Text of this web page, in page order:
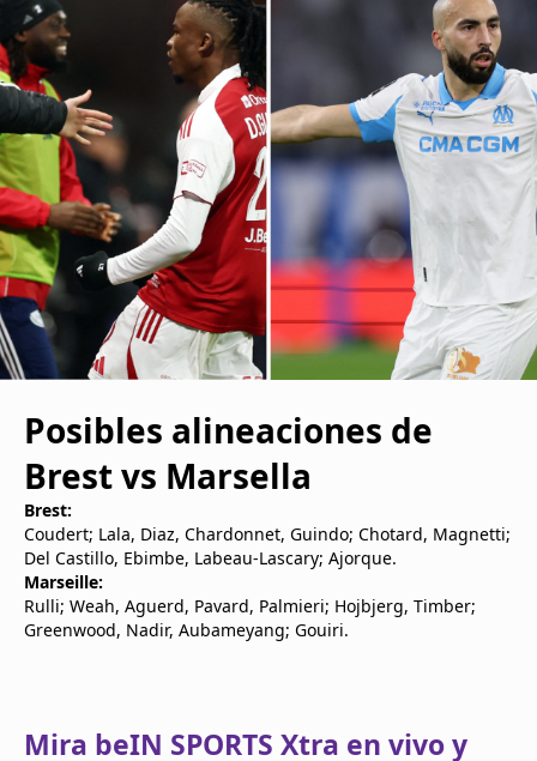
Posibles alineaciones de
Brest vs Marsella
Brest:
Coudert; Lala, Diaz, Chardonnet, Guindo; Chotard, Magnetti;
Del Castillo, Ebimbe, Labeau-Lascary; Ajorque.
Marseille:
Rulli; Weah, Aguerd, Pavard, Palmieri; Hojbjerg, Timber;
Greenwood, Nadir, Aubameyang; Gouiri.
Mira beIN SPORTS Xtra en vivo y